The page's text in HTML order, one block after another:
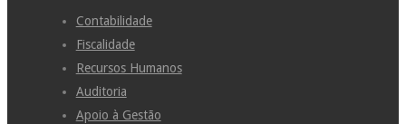
Contabilidade
Fiscalidade
Recursos Humanos
Auditoria
Apoio à Gestão